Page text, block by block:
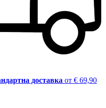
доставка от € 69,90